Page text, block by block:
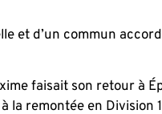
et d’un commun
faisait son retour à
la remontée en